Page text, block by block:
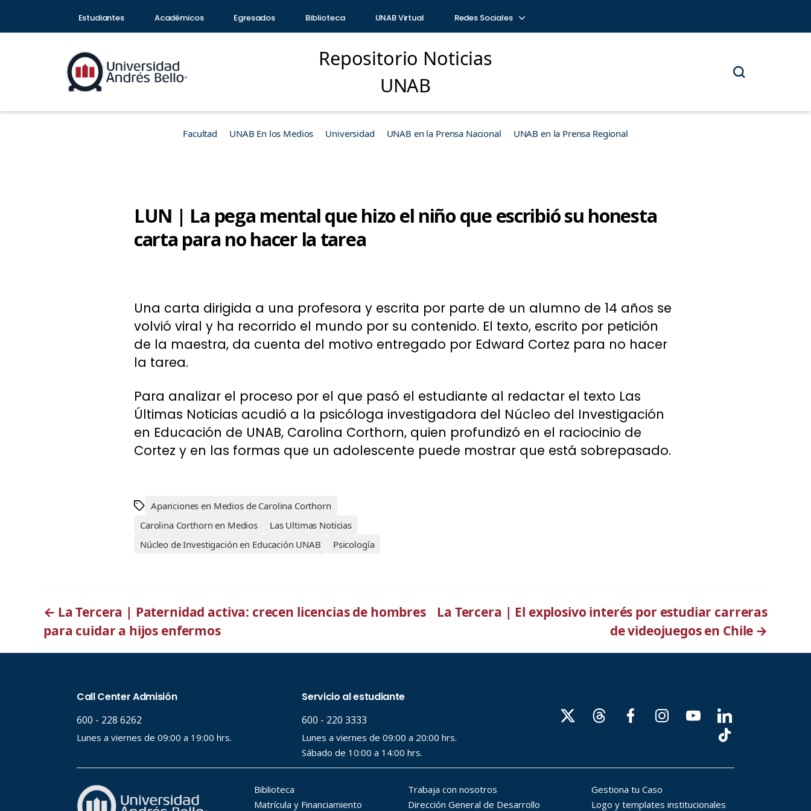
Estudiantes Académicos Egresados Biblioteca UNAB Virtual Redes Sociales
Repositorio Noticias
UNAB
Facultad UNAB En los Medios Universidad UNAB en la Prensa Nacional UNAB en la Prensa Regional
LUN | La pega mental que hizo el niño que escribió su honesta
carta para no hacer la tarea
Una carta dirigida a una profesora y escrita por parte de un alumno de 14 años se
volvió viral y ha recorrido el mundo por su contenido. El texto, escrito por petición
de la maestra, da cuenta del motivo entregado por Edward Cortez para no hacer
la tarea.
Para analizar el proceso por el que pasó el estudiante al redactar el texto Las
Últimas Noticias acudió a la psicóloga investigadora del Núcleo del Investigación
en Educación de UNAB, Carolina Corthorn, quien profundizó en el raciocinio de
Cortez y en las formas que un adolescente puede mostrar que está sobrepasado.
Apariciones en Medios de Carolina Corthorn
Carolina Corthorn en Medios
Las Ultimas Noticias
Núcleo de Investigación en Educación UNAB
Psicología
← La Tercera | Paternidad activa: crecen licencias de hombres
para cuidar a hijos enfermos
La Tercera | El explosivo interés por estudiar carreras
de videojuegos en Chile →